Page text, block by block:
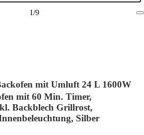
1/9
mit Umluft 24 L 1600W
mit 60 Min. Timer,
Backblech Grillrost,
Silber